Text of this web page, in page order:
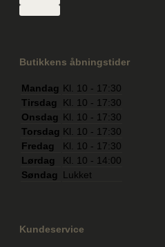
Butikkens åbningstider
Mandag Kl. 10 - 17:30
Tirsdag
Kl. 10 - 17:30
Onsdag Kl. 10 - 17:30
Torsdag Kl. 10 - 17:30
Fredag
Kl. 10 - 17:30
Lørdag
Kl. 10 - 14:00
Søndag
Lukket
Kundeservice